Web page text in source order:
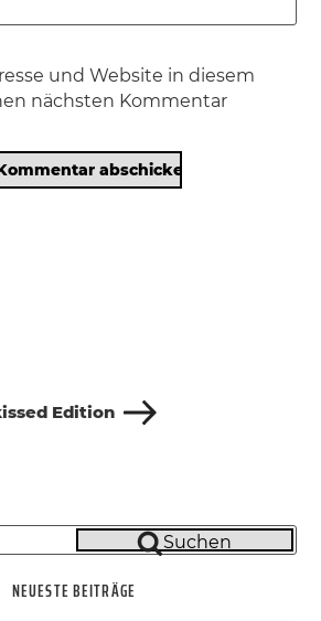
und Website in diesem
nächsten Kommentar
Edition
Suchen
NEUESTE BEITRÄGE